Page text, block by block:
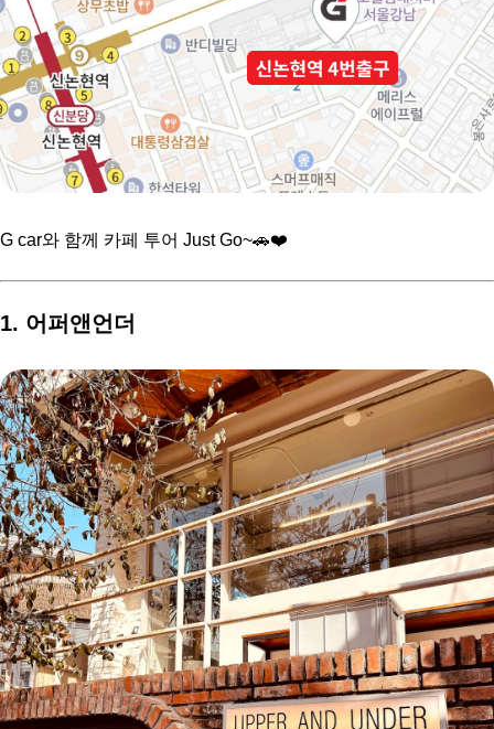
G car와 함께 카페 투어 Just Go~🚗❤️
1. 어퍼앤언더